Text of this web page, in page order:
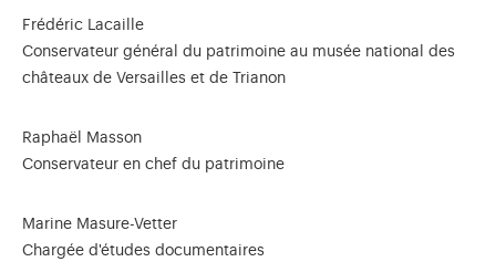
Frédéric Lacaille
Conservateur général du patrimoine au musée national des
châteaux de Versailles et de Trianon
Raphaël Masson
Conservateur en chef du patrimoine
Marine Masure-Vetter
Chargée d'études documentaires